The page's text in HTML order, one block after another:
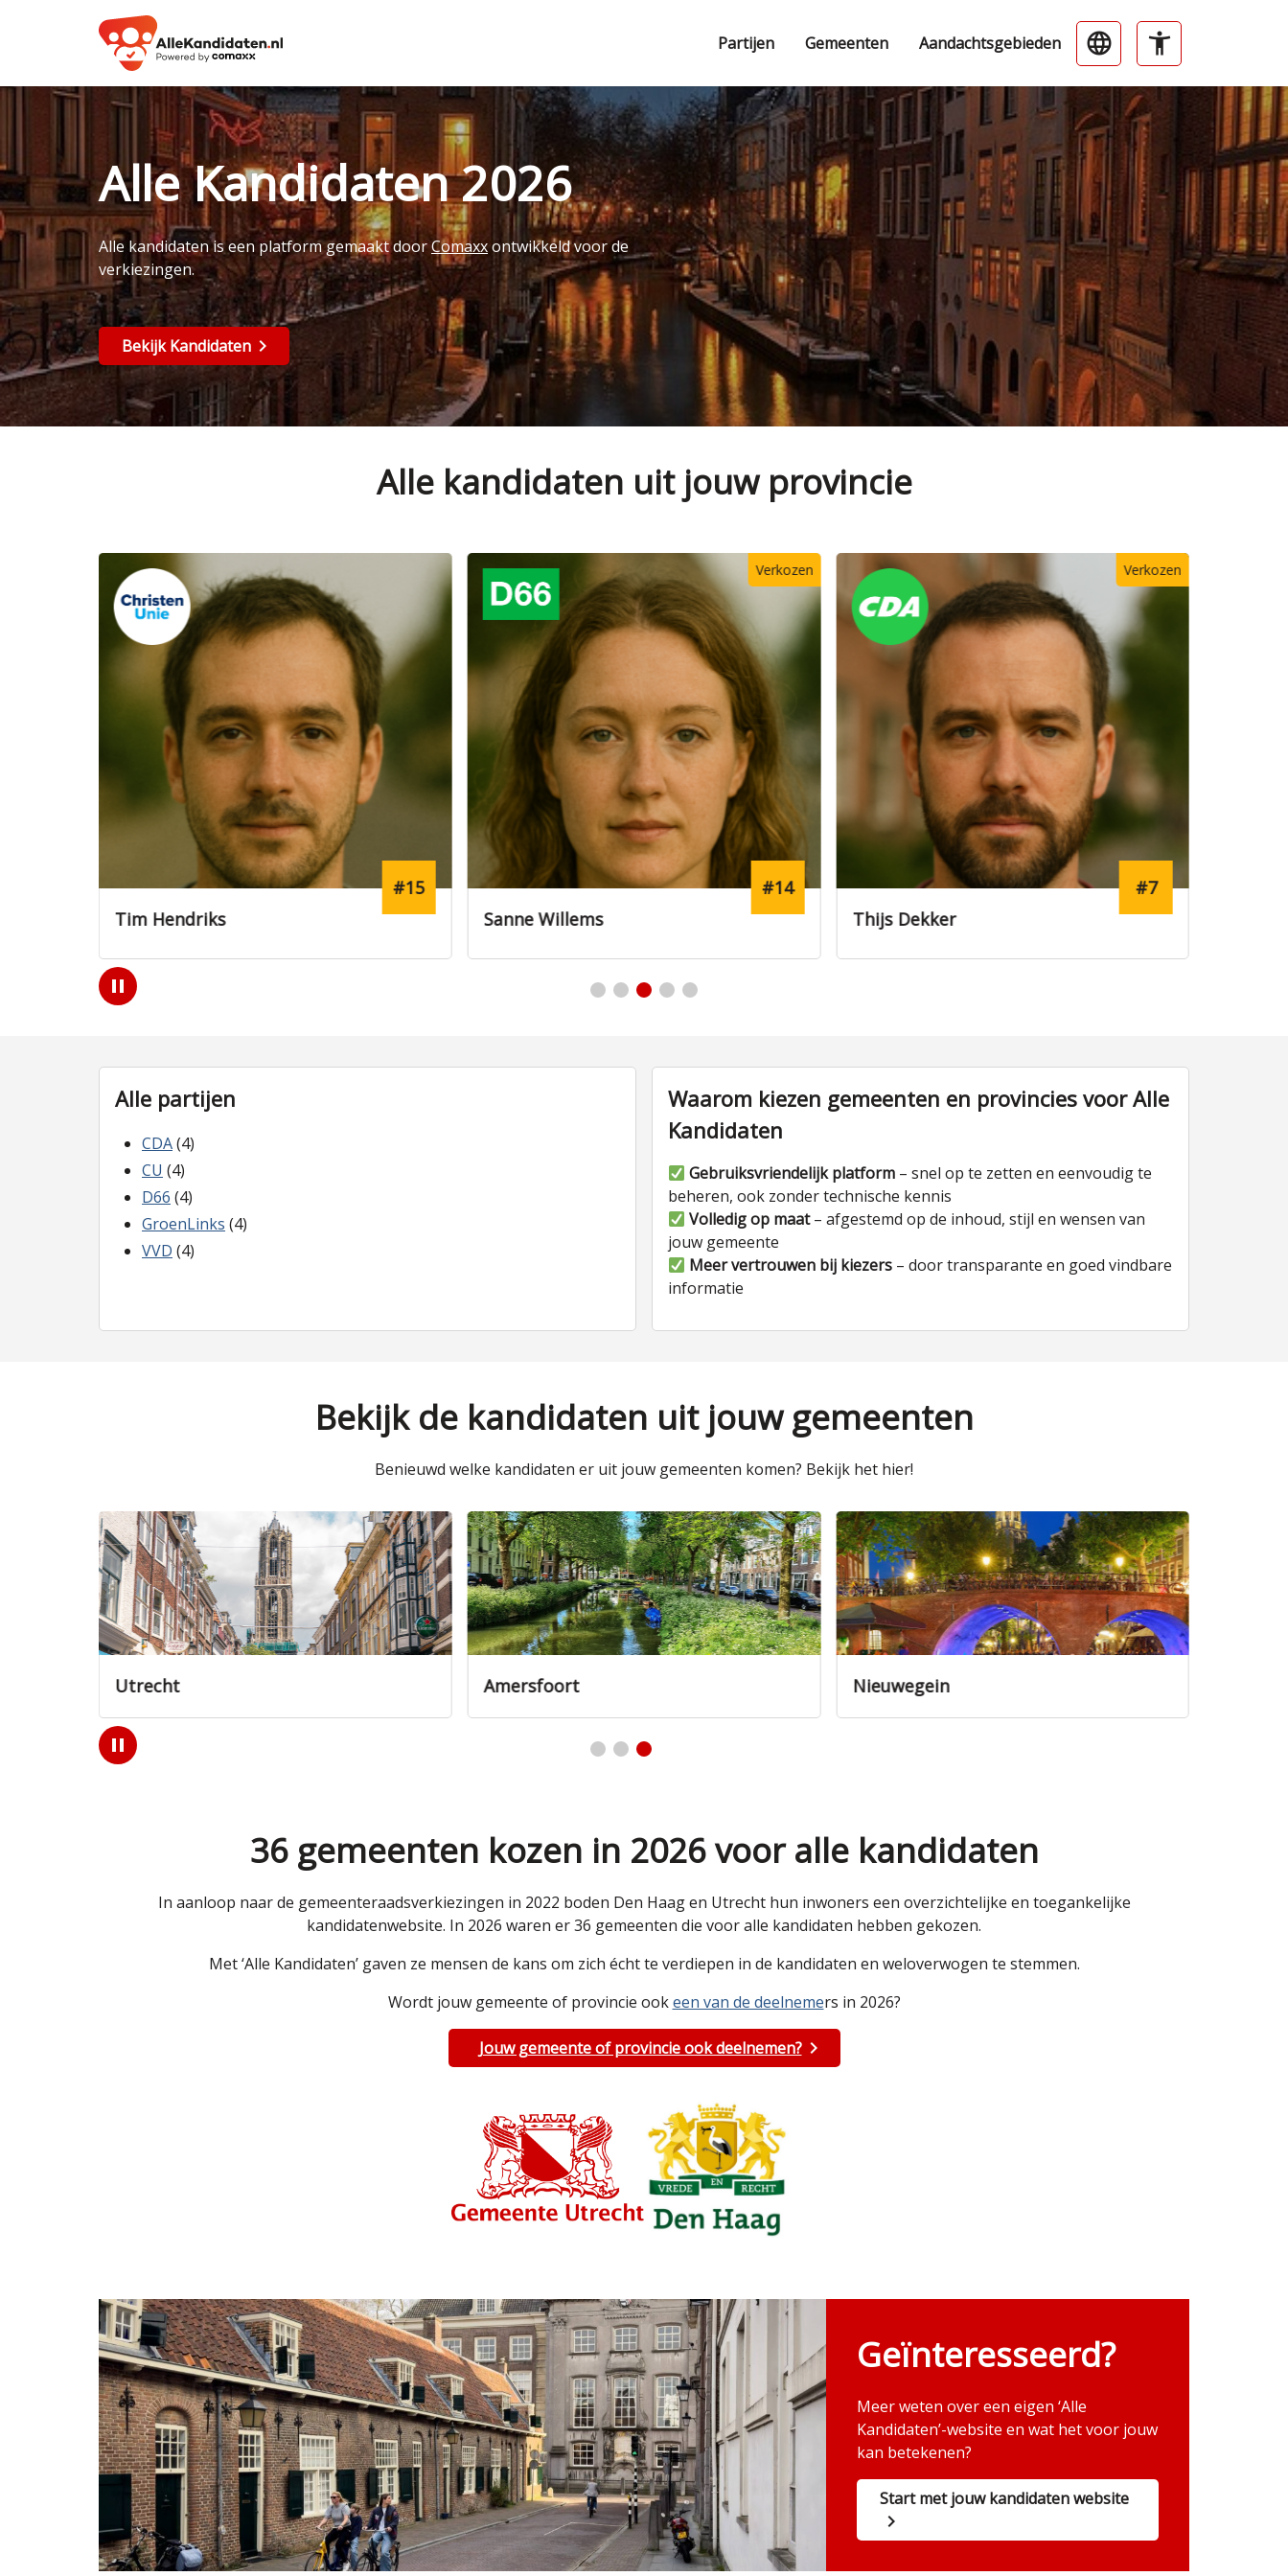
Partijen Gemeenten Aandachtsgebieden
Alle Kandidaten 2026
Alle kandidaten is een platform gemaakt doorComaxxontwikkeld voor de
verkiezingen.
Bekijk Kandidaten
Alle kandidaten uit jouw provincie
Tim Hendriks
#15
Verkozen
Sanne Willems
#14
Verkozen
Thijs Dekker
#7
Play
/
Alle partijen
CDA(4)
CU (4)
D66 (4)
GroenLinks (4)
VVD (4)
Waarom kiezen gemeenten en provincies voor Alle
Kandidaten
Gebruiksvriendelijk platform – snel op te zetten en eenvoudig te
beheren, ook zonder technische kennis
Volledig op maat– afgestemd op de inhoud, stijl en wensen van
jouw gemeente
Meer vertrouwen bij kiezers – door transparante en goed vindbare
informatie
Bekijk de kandidaten uit jouw gemeenten
Benieuwd welke kandidaten er uit jouw gemeenten komen? Bekijk het hier!
Utrecht Amersfoort Nieuwegein
Play
/
36 gemeenten kozen in 2026 voor alle kandidaten
In aanloop naar de gemeenteraadsverkiezingen in 2022 boden Den Haag en Utrecht hun inwoners een overzichtelijke en toegankelijke
kandidatenwebsite. In 2026 waren er 36 gemeenten die voor alle kandidaten hebben gekozen.
Met ‘Alle Kandidaten’ gaven ze mensen de kans om zich écht te verdiepen in de kandidaten en weloverwogen te stemmen.
Wordt jouw gemeente of provincie ookeen van de deelnemers in 2026?
Jouw gemeente of provincie ook deelnemen?
Geïnteresseerd?
Meer weten over een eigen ‘Alle
Kandidaten’-website en wat het voor jouw
kan betekenen?
Start met jouw kandidaten website